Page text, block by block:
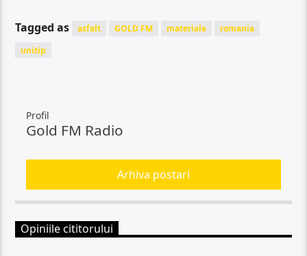
Tagged as asfalt GOLD FM materiale
romania
unitip
Profil
Gold FM Radio
Arhiva postari
Opiniile cititorului